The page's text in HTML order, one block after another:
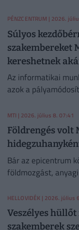
PÉNZCENTRUM | 2026.
Súlyos
szakembereket
kereshetnek
Az informatikai
azok a
MTI | 2026. július 8. 07:41
Földrengés volt
Bár az epicentrum
földmozgást,
HELLOVIDÉK | 2026. július
Veszélyes
szakemberek